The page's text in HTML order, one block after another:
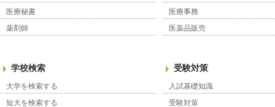
医療秘書
医療事務
薬剤師
医薬品販売
学校検索
大学を検索する
短大を検索する
受験対策
入試基礎知識
受験対策